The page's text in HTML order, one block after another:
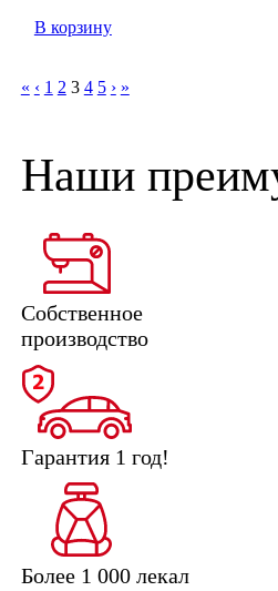
В корзину
« ‹ 1 2 3 4 5 › »
Наши
Собственное
производство
Гарантия 1 год!
Более 1 000 лекал